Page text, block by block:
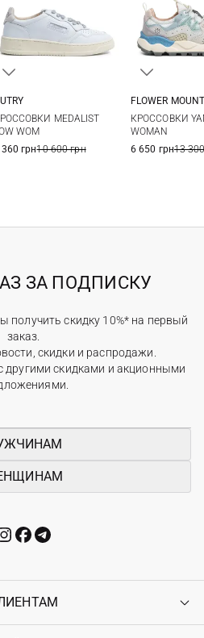
40
41
MEDALIST
WOM
грн10 600 грн
39
FLOWER
КРОССОВКИ
WOMAN
6 650 грн13
ЗА ПОДПИСКУ
получить скидку 10%* на первый
заказ.
скидки и распродажи.
другими скидками и акционными